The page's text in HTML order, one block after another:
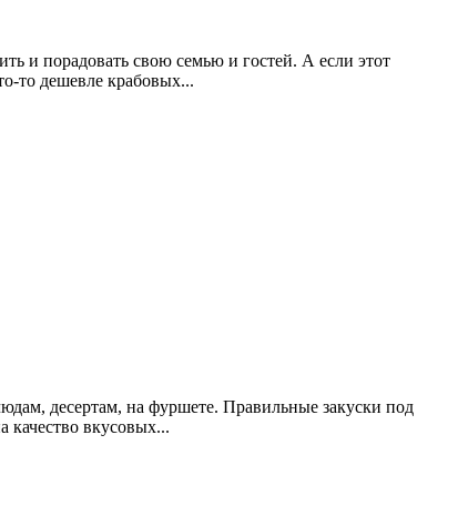
и порадовать свою семью и гостей. А если этот
то дешевле крабовых...
десертам, на фуршете. Правильные закуски под
качество вкусовых...